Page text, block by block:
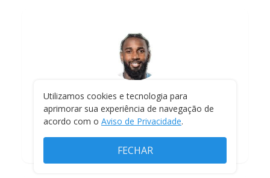
Gerson
CRUZEIRO
add
Utilizamos cookies e tecnologia para
aprimorar sua experiência de navegação de
acordo com o Aviso de Privacidade.
FECHAR